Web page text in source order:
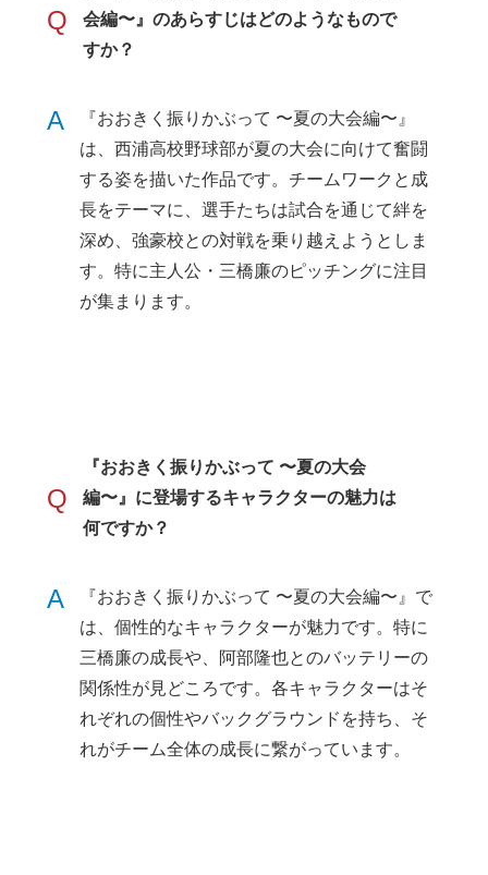
Q
会編〜』のあらすじはどのようなもので
すか？
A
『おおきく振りかぶって 〜夏の大会編〜』
は、西浦高校野球部が夏の大会に向けて奮闘
する姿を描いた作品です。チームワークと成
長をテーマに、選手たちは試合を通じて絆を
深め、強豪校との対戦を乗り越えようとしま
す。特に主人公・三橋廉のピッチングに注目
が集まります。
Q
『おおきく振りかぶって 〜夏の大会
編〜』に登場するキャラクターの魅力は
何ですか？
A
『おおきく振りかぶって 〜夏の大会編〜』で
は、個性的なキャラクターが魅力です。特に
三橋廉の成長や、阿部隆也とのバッテリーの
関係性が見どころです。各キャラクターはそ
れぞれの個性やバックグラウンドを持ち、そ
れがチーム全体の成長に繋がっています。